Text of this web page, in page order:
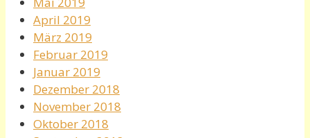
April 2019
März 2019
Februar 2019
Januar 2019
Dezember 2018
November 2018
Oktober 2018